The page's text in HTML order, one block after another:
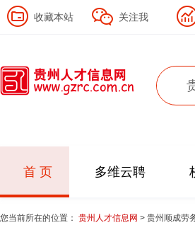
收藏本站 关注我
首 页 多维云聘
您当前所在的位置： 贵州人才信息网 > 贵州顺成劳